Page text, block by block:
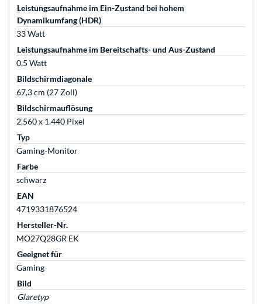
Leistungsaufnahme im Ein-Zustand bei hohem
Dynamikumfang (HDR)
33 Watt
Leistungsaufnahme im Bereitschafts- und Aus-Zustand
0,5 Watt
Bildschirmdiagonale
67,3 cm (27 Zoll)
Bildschirmauflösung
2.560 x 1.440 Pixel
Typ
Gaming-Monitor
Farbe
schwarz
EAN
4719331876524
Hersteller-Nr.
MO27Q28GR EK
Geeignet für
Gaming
Bild
Glaretyp